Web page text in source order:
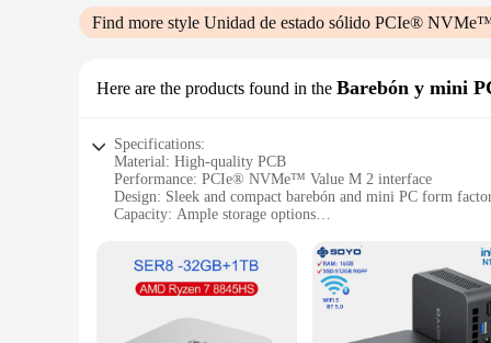
Find more style Unidad de estado sólido PCIe®
Here are the products found in the Barebón y mini
Specifications:
Material: High-quality PCB
Performance: PCIe® NVMe™ Value M 2 interface
Design: Sleek and compact barebón and mini PC form
Capacity: Ample storage options
Compatibility: Wide range of wholesale, vendor, and
Features:
**Unmatched Performance and Compact Design**
The Unidad de estado sólido PCIe® NVMe™ Value M 2 is
choice for those who demand high-speed computing